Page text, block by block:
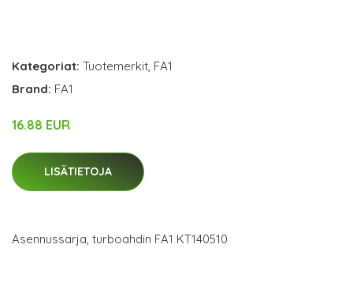
Kategoriat: Tuotemerkit, FA1
Brand: FA1
16.88 EUR
LISÄTIETOJA
Asennussarja, turboahdin FA1 KT140510